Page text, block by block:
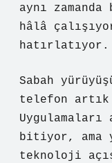
aynı
hâlâ
hatırlatıyor.
Sabah
telefon artık
Uygulamaları
bitiyor, ama
teknoloji